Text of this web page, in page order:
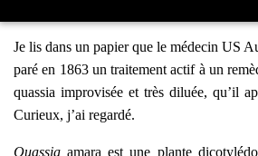
Je lis dans un papier que le méde­cin US
pa­ré en 1863 un trai­te­ment actif à un
quas­sia impro­vi­sée et très diluée, qu’il
Curieux, j’ai regar­dé.
Quas­sia ama­ra est une plante